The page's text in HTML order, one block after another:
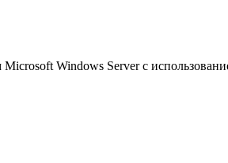
Windows Server с